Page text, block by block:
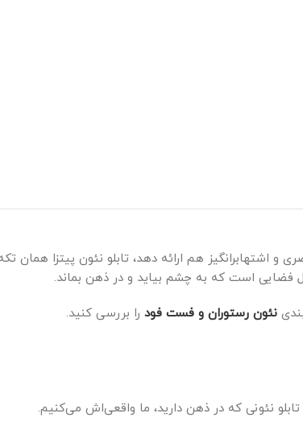
هم ارائه دهد، تابلو نئون پیتزا همان
فضایی است که به چشم بیاید و در ذهن بماند.
نئون رستوران و فست فود را بررسی کنید.
نئونی که در ذهن دارید، ما واقعی‌اش می‌کنیم.